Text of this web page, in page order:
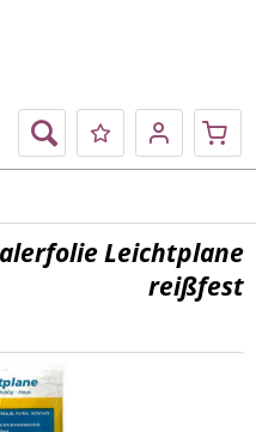
Leichtplane
reißfest